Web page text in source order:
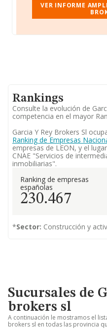
VER INFORME
Rankings
Consulte la evolución de
competencia en el mayor
Garcia Y Rey Brokers Sl
Ranking de Empresas
empresas de LEON, y el
CNAE "Servicios de
inmobiliarias".
Ranking de empresas
españolas
230.467
*Sector: Construcción y
Sucursales de
brokers sl
A continuación le mostramos el
brokers sl en todas las provincia